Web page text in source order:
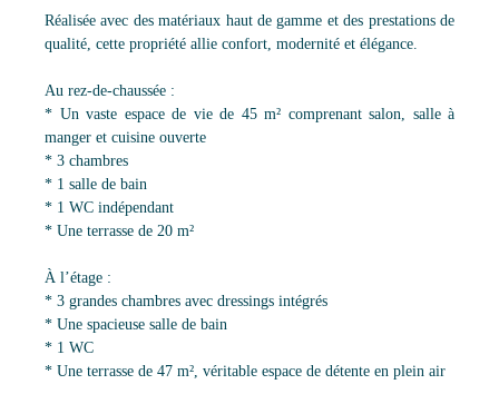
Réalisée avec des matériaux haut de gamme et des prestations de
qualité, cette propriété allie confort, modernité et élégance.
Au rez-de-chaussée :
* Un vaste espace de vie de 45 m² comprenant salon, salle à
manger et cuisine ouverte
* 3 chambres
* 1 salle de bain
* 1 WC indépendant
* Une terrasse de 20 m²
À l’étage :
* 3 grandes chambres avec dressings intégrés
* Une spacieuse salle de bain
* 1 WC
* Une terrasse de 47 m², véritable espace de détente en plein air